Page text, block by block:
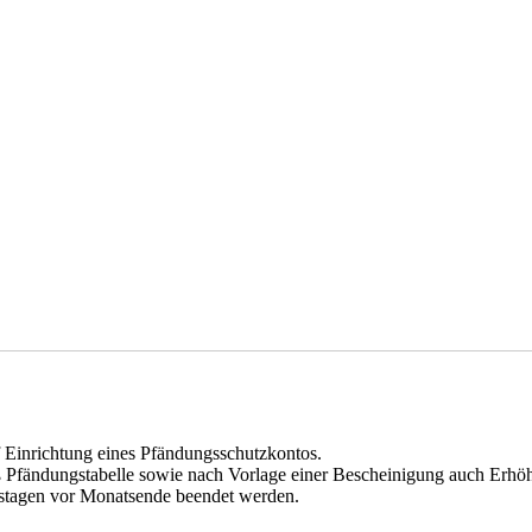
eines Pfändungsschutzkontos.
sowie nach Vorlage einer Bescheinigung auch
vor Monatsende beendet werden.